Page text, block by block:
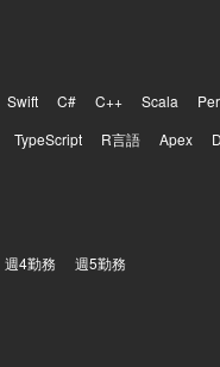
Swift C# C++ Scala
TypeScript R言語 Apex
週4勤務 週5勤務